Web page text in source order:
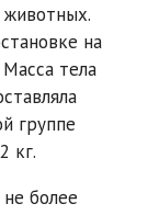
на
тела
группе
кг.
более